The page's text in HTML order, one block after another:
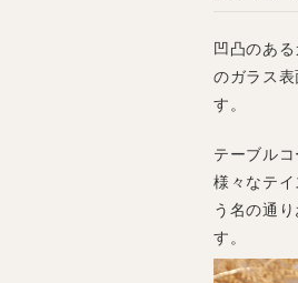
凹凸のあ
のガラス
す。
テーブル
様々なテ
う名の通
す。